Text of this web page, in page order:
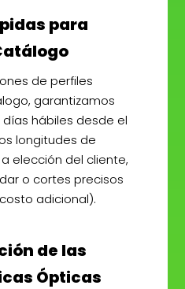
para
de perfiles
garantizamos
días hábiles desde el
longitudes de
elección del cliente,
o cortes precisos
adicional).
de las
Ópticas